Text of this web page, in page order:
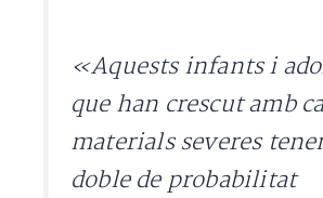
«Aquests infants i
que han crescut amb
materials severes
doble de probabilitat